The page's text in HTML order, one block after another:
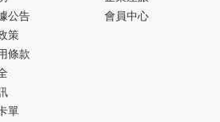
公告
策
條款
單
會員中心